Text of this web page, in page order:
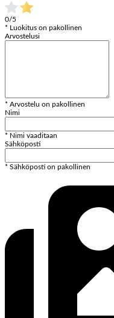
0/5
* Luokitus on pakollinen
Arvostelusi
* Arvostelu on pakollinen
Nimi
* Nimi vaaditaan
Sähköposti
* Sähköposti on pakollinen